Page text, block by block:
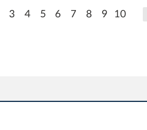
3 4 5 6 7 8 9 10